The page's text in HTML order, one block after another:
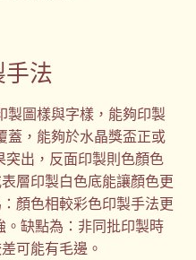
法
製圖樣與字樣，能夠印製
蓋，能夠於水晶獎盃正或
出，反面印製則色顏色
層印製白色底能讓顏色更
顏色相較彩色印製手法更
缺點為：非同批印製時
可能有毛邊。